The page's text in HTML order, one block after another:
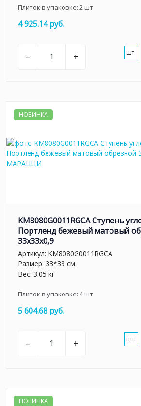
Плиток в упаковке: 2шт
4 925.14 руб.
– + шт.
НОВИНКА
KM8080G0011RGCA Ступень
Портленд бежевый матовый
33x33x0,9
Артикул: KM8080G0011RGCA
Размер: 33*33 см
Вес: 3.05 кг
Плиток в упаковке: 4шт
5 604.68 руб.
– + шт.
НОВИНКА